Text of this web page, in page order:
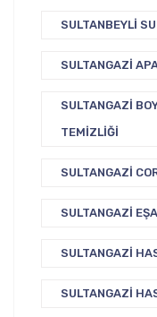
SULTANBEYLI
SULTANGAZI
SULTANGAZI
TEMIZLIĞI
SULTANGAZI
SULTANGAZI
SULTANGAZI
SULTANGAZI